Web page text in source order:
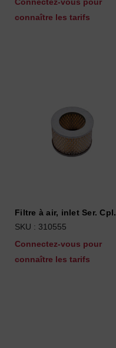
connaître les tarifs
Filtre à air, inlet Ser. Cpl.
SKU : 310555
Connectez-vous pour
connaître les tarifs